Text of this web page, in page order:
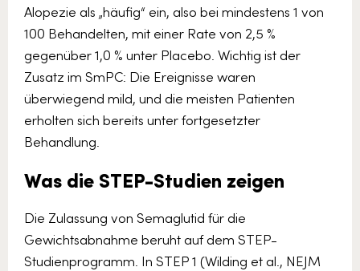
Alopezie als „häufig“ ein, also bei mindestens 1 von
100 Behandelten, mit einer Rate von 2,5 %
gegenüber 1,0 % unter Placebo. Wichtig ist der
Zusatz im SmPC: Die Ereignisse waren
überwiegend mild, und die meisten Patienten
erholten sich bereits unter fortgesetzter
Behandlung.
Was die STEP-Studien zeigen
Die Zulassung von Semaglutid für die
Gewichtsabnahme beruht auf dem STEP-
Studienprogramm. In STEP 1 (Wilding et al., NEJM